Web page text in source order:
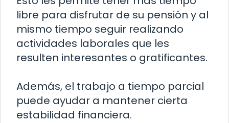
libre para disfrutar de su pensión y al
mismo tiempo seguir realizando
actividades laborales que les
resulten interesantes o gratificantes.
Además, el trabajo a tiempo parcial
puede ayudar a mantener cierta
estabilidad financiera.